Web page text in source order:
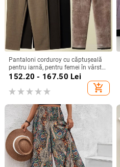
Pantaloni corduroy cu căptușeală
pentru iarnă, pentru femei în vârstă,
stil haarem.
152.20 - 167.50 Lei
add_shopping_cart